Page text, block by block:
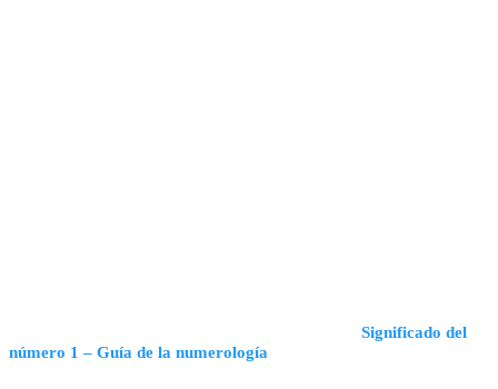
Significado del
número 1 – Guía de la numerología